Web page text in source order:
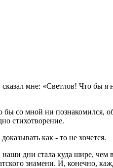
мне: «Светлов! Что бы я
со мной ни познакомился,
стихотворение.
как - то не хочется.
дни стала куда шире, чем
знамени. И, конечно,